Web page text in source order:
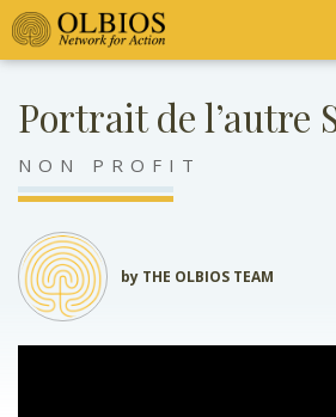
Portrait de l’autre
NON PROFIT
by THE OLBIOS TEAM